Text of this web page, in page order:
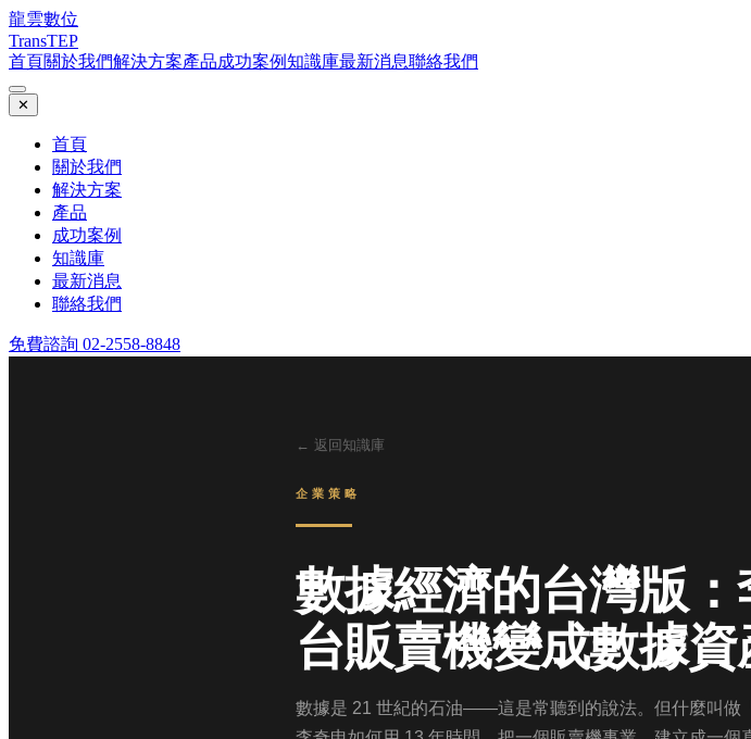
龍雲數位
TransTEP
首頁關於我們解決方案產品成功案例知識庫最新消息聯絡我們
✕
首頁
關於我們
解決方案
產品
成功案例
知識庫
最新消息
聯絡我們
免費諮詢 02-2558-8848
← 返回知識庫
企業策略
數據經濟的台灣版
台販賣機變成數據
數據是 21 世紀的石油——這是常聽到的說法。但什麼叫做